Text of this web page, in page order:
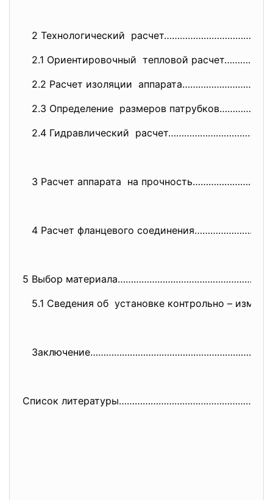
2 Технологический
2.1 Ориентировочный тепловой
2.2 Расчет изоляции
2.3 Определение размеров
2.4 Гидравлический
3 Расчет аппарата на
4 Расчет фланцевого
5 Выбор материала………………………………………
5.1 Сведения об установке контрольно –
Заключение……………………………………………………
Список литературы…………………………………